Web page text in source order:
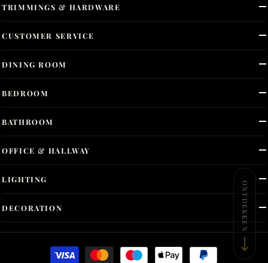
DINING ROOM
BEDROOM
BATHROOM
OFFICE & HALLWAY
LIGHTING
DECORATION
TRIMMINGS & HARDWARE
CUSTOMER SERVICE
ONTDEKKEN